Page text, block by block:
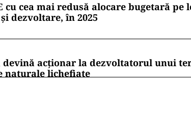
cu cea mai redusă alocare bugetară pe
dezvoltare, în 2025
devină acționar la dezvoltatorul unui
naturale lichefiate